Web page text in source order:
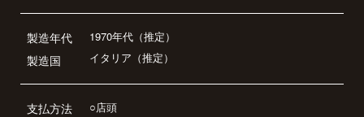
製造年代
製造国
1970年代（推定）
イタリア（推定）
支払方法
○店頭